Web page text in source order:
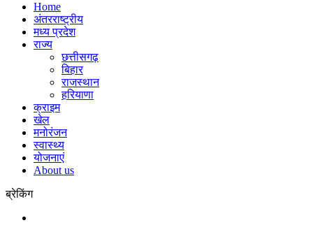
Home
अंतरराष्ट्रीय
मध्य प्रदेश
राज्य
छत्तीसगढ़
बिहार
राजस्थान
हरियाणा
क्राइम
खेल
मनोरंजन
स्वास्थ्य
योजनाएं
About us
ब्रेकिंग